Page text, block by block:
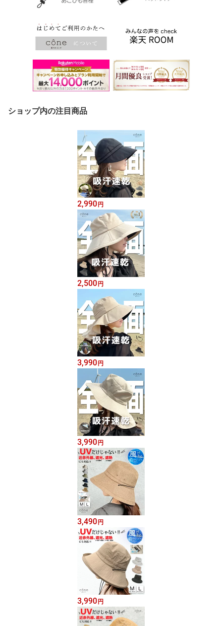
ショップ内の注目商品
2,990 円
2,500 円
3,990 円
3,990 円
3,490 円
3,990 円